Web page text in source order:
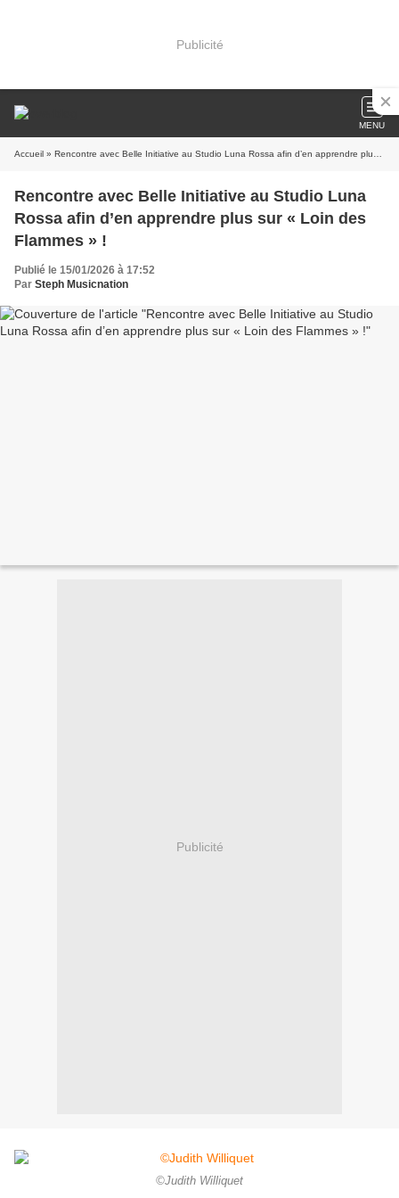
Publicité
MENU
Accueil » Rencontre avec Belle Initiative au Studio Luna Rossa afin d’en apprendre plus sur « Loin des Flammes » !
Rencontre avec Belle Initiative au Studio Luna
Rossa afin d’en apprendre plus sur « Loin des
Flammes » !
Publié le 15/01/2026 à 17:52
Par Steph Musicnation
Publicité
©Judith Williquet